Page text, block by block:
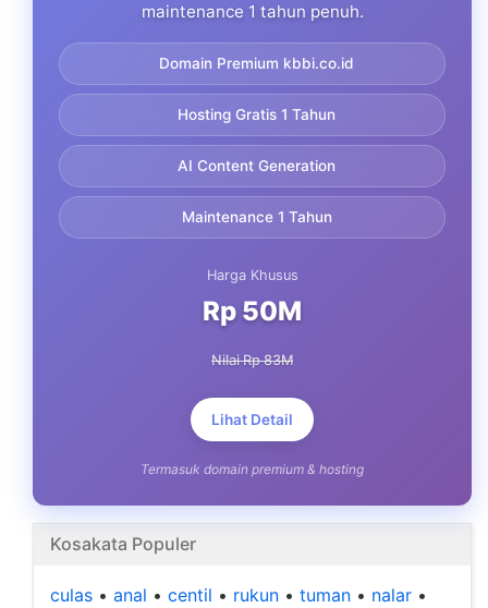
maintenance 1 tahun penuh.
Domain Premium kbbi.co.id
Hosting Gratis 1 Tahun
AI Content Generation
Maintenance 1 Tahun
Harga Khusus
Rp 50M
Nilai Rp 83M
Lihat Detail
Termasuk domain premium & hosting
Kosakata Populer
culas • anal • centil • rukun • tuman • nalar •